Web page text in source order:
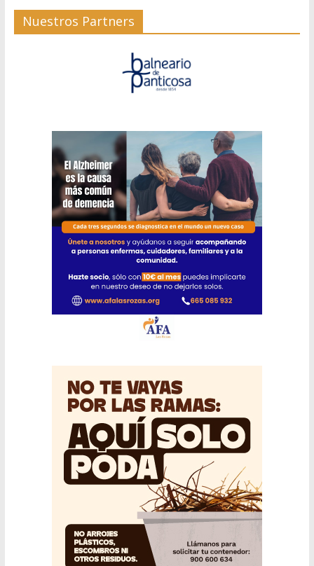
Nuestros Partners